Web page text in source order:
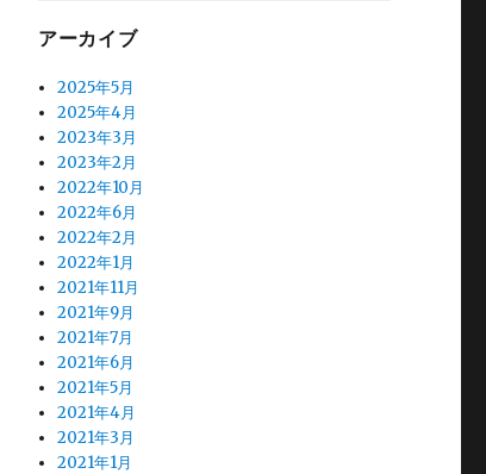
アーカイブ
2025年5月
2025年4月
2023年3月
2023年2月
2022年10月
2022年6月
2022年2月
2022年1月
2021年11月
2021年9月
2021年7月
2021年6月
2021年5月
2021年4月
2021年3月
2021年1月